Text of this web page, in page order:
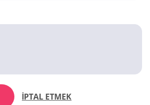
İPTAL ETMEK